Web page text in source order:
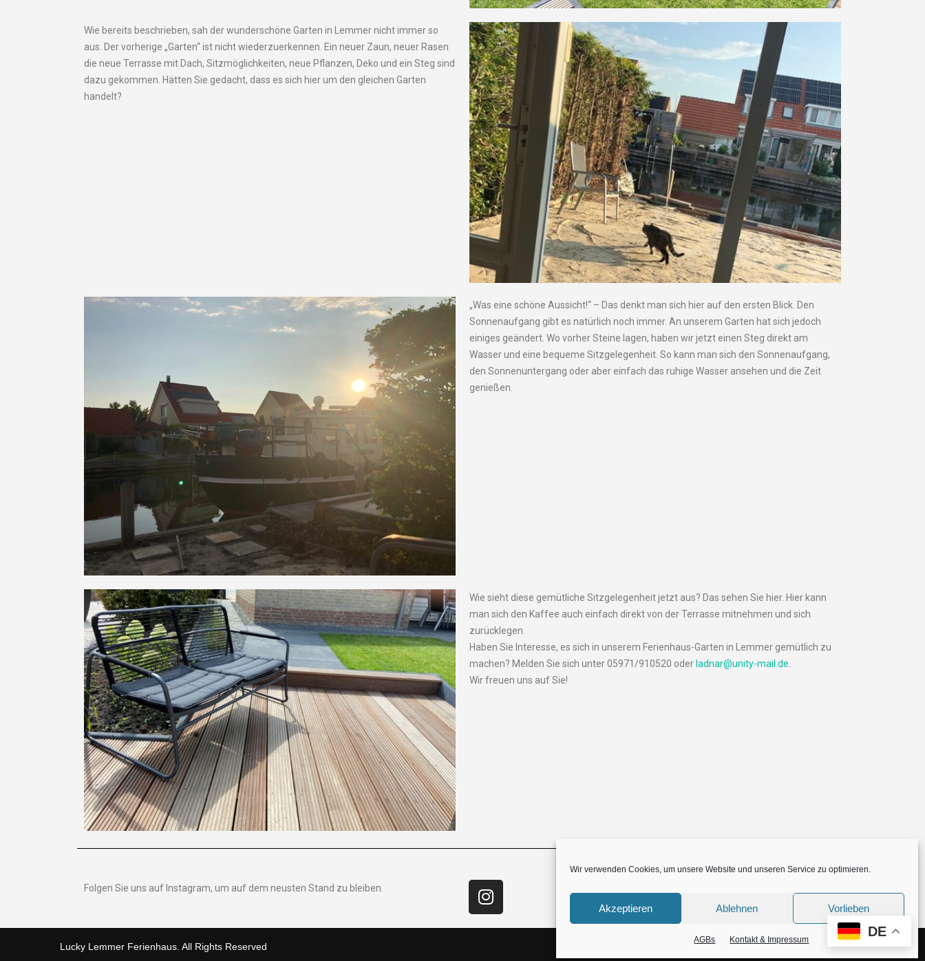
Wir verwenden Cookies, um unsere Website und unseren Service zu optimieren.
Akzeptieren Ablehnen Vorlieben
AGBs Kontakt & Impressum
Wie bereits beschrieben, sah der wunderschöne Garten in Lemmer nicht immer so
aus. Der vorherige „Garten“ ist nicht wiederzuerkennen. Ein neuer Zaun, neuer Rasen
die neue Terrasse mit Dach, Sitzmöglichkeiten, neue Pflanzen, Deko und ein Steg sind
dazu gekommen. Hätten Sie gedacht, dass es sich hier um den gleichen Garten
handelt?
„Was eine schöne Aussicht!“ – Das denkt man sich hier auf den ersten Blick. Den
Sonnenaufgang gibt es natürlich noch immer. An unserem Garten hat sich jedoch
einiges geändert. Wo vorher Steine lagen, haben wir jetzt einen Steg direkt am
Wasser und eine bequeme Sitzgelegenheit. So kann man sich den Sonnenaufgang,
den Sonnenuntergang oder aber einfach das ruhige Wasser ansehen und die Zeit
genießen.
Wie sieht diese gemütliche Sitzgelegenheit jetzt aus? Das sehen Sie hier. Hier kann
man sich den Kaffee auch einfach direkt von der Terrasse mitnehmen und sich
zurücklegen.
Haben Sie Interesse, es sich in unserem Ferienhaus-Garten in Lemmer gemütlich zu
machen? Melden Sie sich unter 05971/910520 oder ladnar@unity-mail.de
Wir freuen uns auf Sie!
Folgen Sie uns auf Instagram, um auf dem neusten Stand zu bleiben.
Lucky Lemmer Ferienhaus. All Rights Reserved Theme by Grace Themes
DE